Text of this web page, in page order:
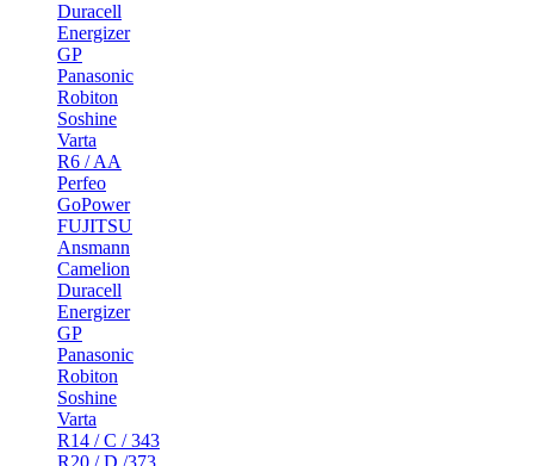
Duracell
Energizer
GP
Panasonic
Robiton
Soshine
Varta
R6 / AA
Perfeo
GoPower
FUJITSU
Ansmann
Camelion
Duracell
Energizer
GP
Panasonic
Robiton
Soshine
Varta
R14 / C / 343
R20 / D /373